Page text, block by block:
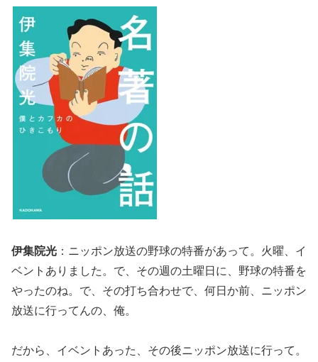
伊集院光 ：ニッポン放送の野球の特番があって。火曜、イ
ベントありました。で、その週の土曜日に、野球の特番を
やったのね。で、その打ち合わせで、何日か前、ニッポン
放送に行ってんの、俺。
だから、イベントあった、その後ニッポン放送に行って。